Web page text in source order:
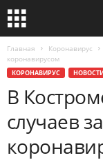
Главная Коронавирус
коронавирусом
КОРОНАВИРУС
В
случаев